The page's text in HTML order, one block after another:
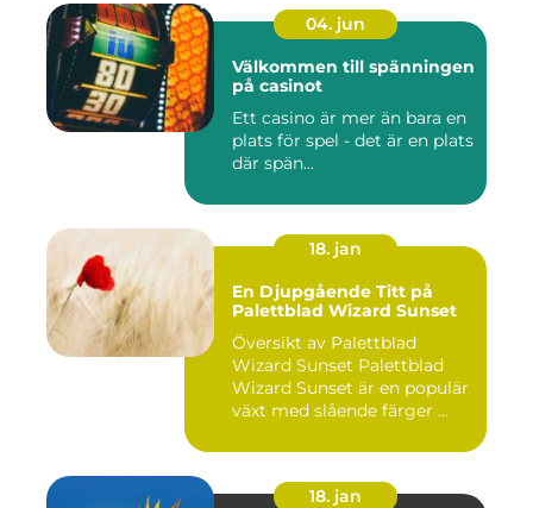
04. jun
Välkommen till spänningen
på casinot
Ett casino är mer än bara en
plats för spel - det är en plats
där spän...
18. jan
En Djupgående Titt på
Palettblad Wizard Sunset
Översikt av Palettblad
Wizard Sunset Palettblad
Wizard Sunset är en populär
växt med slående färger ...
18. jan